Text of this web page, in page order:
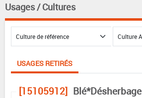
Usages / Cultures
USAGES RETIRÉS
[15105912] Blé*Désherbage